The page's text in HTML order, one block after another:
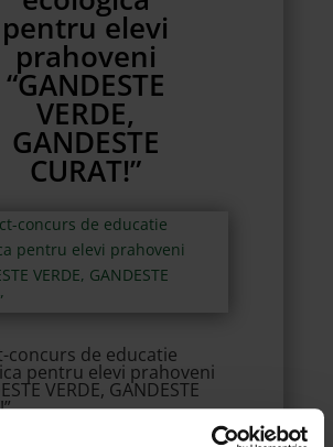
pentru elevi
prahoveni
“GANDESTE
VERDE,
GANDESTE
CURAT!”
concurs de educatie
pentru elevi prahoveni
VERDE, GANDESTE
Marele Premiu